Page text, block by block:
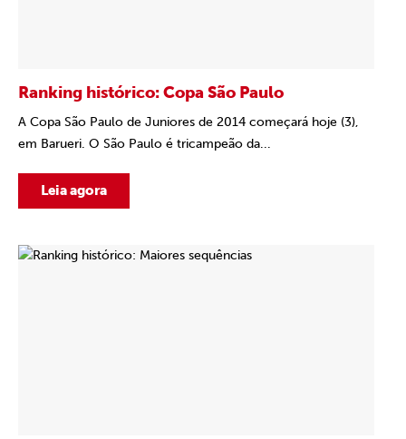
Ranking histórico: Copa São Paulo
A Copa São Paulo de Juniores de 2014 começará hoje (3),
em Barueri. O São Paulo é tricampeão da...
Leia agora